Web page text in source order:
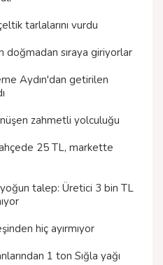
tarlalarını vurdu
doğmadan sıraya giriyorlar
Aydın'dan getirilen
zahmetli yolculuğu
25 TL, markette
talep: Üretici 3 bin TL
hiç ayırmıyor
1 ton Sığla yağı